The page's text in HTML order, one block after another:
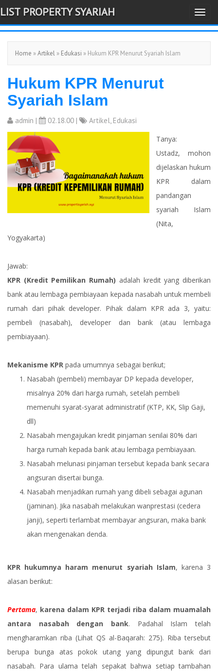
-->
T
o
g
l
t
i
n
LIST PROPERTY SYARIAH
Home »Artikel » Edukasi » Hukum KPR Menurut Syariah Islam
Hukum KPR Menurut
Syariah Islam
admin | 02.18.00 | Artikel, Edukasi
Tanya:
Ustadz, mohon
dijelaskan hukum
KPR dalam
pandangan
syariah Islam
(Nita,
Yogyakarta)
Jawab:
KPR (Kredit Pemilikan Rumah) adalah kredit yang diberikan
bank atau lembaga pembiayaan kepada nasabah untuk membeli
rumah dari pihak developer. Pihak dalam KPR ada 3, yaitu:
pembeli (nasabah), developer dan bank (atau lembaga
pembiayaan).
Mekanisme KPR pada umumnya sebagai berikut;
Nasabah (pembeli) membayar DP kepada developer,
misalnya 20% dari harga rumah, setelah pembeli
memenuhi syarat-syarat administratif (KTP, KK, Slip Gaji,
dll)
Nasabah mengajukan kredit pinjaman senilai 80% dari
harga rumah kepada bank atau lembaga pembiayaan.
Nasabah melunasi pinjaman tersebut kepada bank secara
angsuran disertai bunga.
Nasabah menjadikan rumah yang dibeli sebagai agunan
(jaminan). Jika nasabah melakukan wanprestasi (cedera
janji), seperti terlambat membayar angsuran, maka bank
akan mengenakan denda.
KPR hukumnya haram menurut syariah Islam, karena 3
alasan berikut:
Pertama, karena dalam KPR terjadi riba dalam muamalah
antara nasabah dengan bank. Padahal Islam telah
mengharamkan riba (Lihat QS al-Baqarah: 275). Riba tersebut
berupa bunga atas pokok utang yang dipungut bank dari
nasabah. Para ulama telah sepakat bahwa setiap tambahan